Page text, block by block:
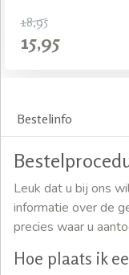
18,95
15,95
Bestelinfo
Leuk dat u bij ons
informatie over de
precies waar u
Hoe plaats ik